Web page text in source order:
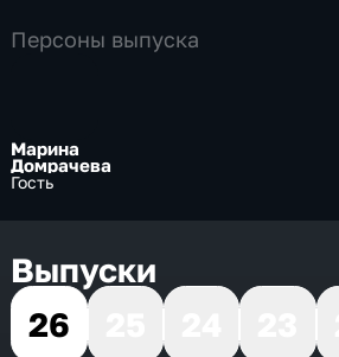
Персоны выпуска
Марина
Домрачева
Гость
Выпуски
26